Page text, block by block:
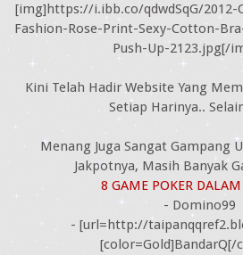
[img]https://i.ibb.co/qdwdSqG/2012-
Fashion-Rose-Print-Sexy-Cotton-
Push-Up-2123.jpg[/
Kini Telah Hadir Website Yang
Setiap Harinya..
Menang Juga Sangat Gampang
Jakpotnya, Masih Banyak
8 GAME POKER
- Domino99
- [url=http://
[color=Gold]BandarQ[/